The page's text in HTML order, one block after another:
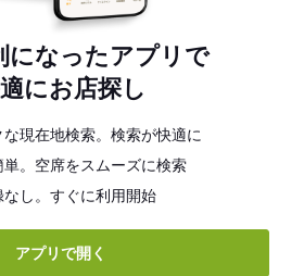
になったアプリで
にお店探し
な現在地検索。検索が快適に
単。空席をスムーズに検索
なし。すぐに利用開始
アプリで開く